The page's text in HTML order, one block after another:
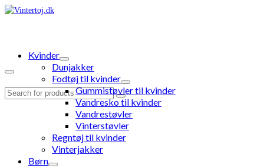
Search
Kvinder
Dunjakker
Fodtøj til kvinder
Gummistøvler til kvinder
Vandresko til kvinder
Vandrestøvler
Vinterstøvler
Regntøj til kvinder
Vinterjakker
Børn